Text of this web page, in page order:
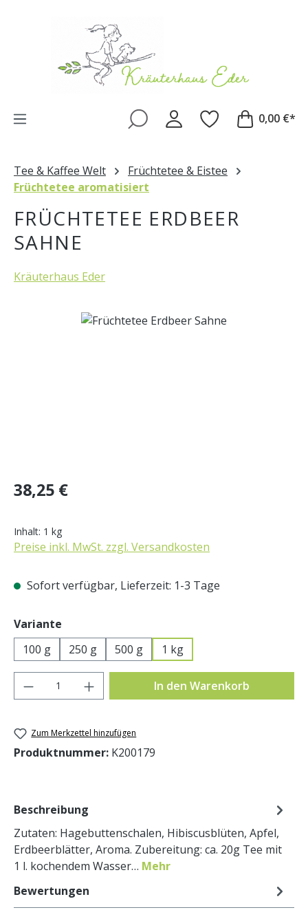
0,00 €*
Tee & Kaffee Welt
Früchtetee & Eistee
Früchtetee aromatisiert
FRÜCHTETEE ERDBEER
SAHNE
Kräuterhaus Eder
Bildergalerie überspringen
Regulärer Preis:
38,25 €
Inhalt: 1 kg
Preise inkl. MwSt. zzgl. Versandkosten
Sofort verfügbar, Lieferzeit: 1-3 Tage
Variante
100 g
250 g 500 g 1 kg
Produkt Anzahl: Gib den gewünschten
In den Warenkorb
Zum Merkzettel hinzufügen
Produktnummer: K200179
Beschreibung
Zutaten: Hagebuttenschalen, Hibiscusblüten, Apfel,
Erdbeerblätter, Aroma. Zubereitung: ca. 20g Tee mit
1 l. kochendem Wasser… Mehr
Bewertungen